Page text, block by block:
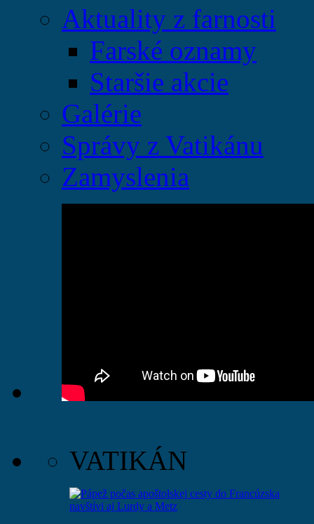
Aktuality z farnosti
Farské oznamy
Staršie akcie
Galérie
Správy z Vatikánu
Zamyslenia
VATIKÁN